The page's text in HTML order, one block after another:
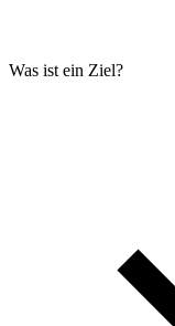
Was ist ein Ziel?